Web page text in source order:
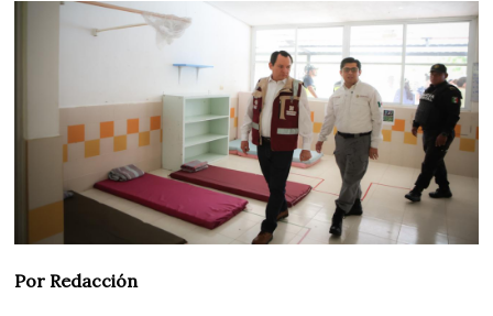
Por Redacción